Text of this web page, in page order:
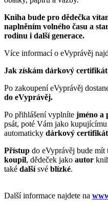
Kniha bude pro dědečka
naplněním volného času a
rodinu i další generace.
Více informací o eVyprávěj
Jak získám dárkový
Po zakoupení eVyprávěj
do eVyprávěj.
Po přihlášení vyplníte jméno a
psát, poté Vám jako kupujícímu
automaticky dárkový certifikát
Přístup do eVyprávěj bude mít
koupil, dědeček jako autor
také dalšísvé blízké.
Další informace najdete na